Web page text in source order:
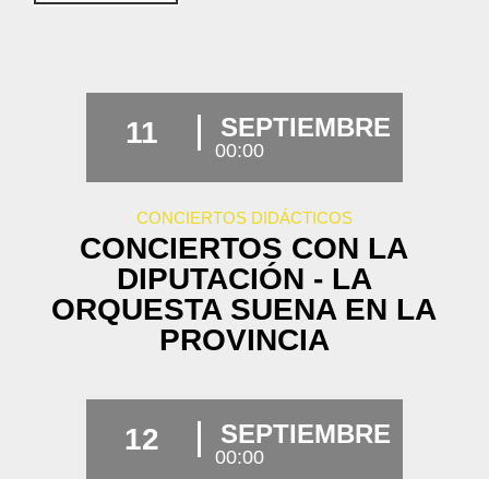
11 SEPTIEMBRE
00:00
CONCIERTOS DIDÁCTICOS
CONCIERTOS CON LA
DIPUTACIÓN - LA
ORQUESTA SUENA EN LA
PROVINCIA
12 SEPTIEMBRE
00:00